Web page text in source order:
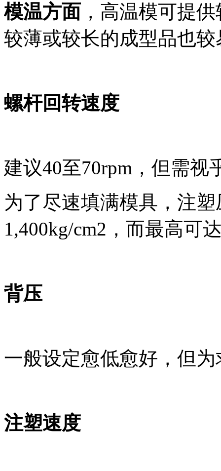
模温方面 ，高温模可提
较薄或较长的成型品也
螺杆回转速度
建议40至70rpm ，但需
为了尽速填满模具，注
1,400kg/cm2 ，而最高可
背压
一般设定愈低愈好，但
注塑速度